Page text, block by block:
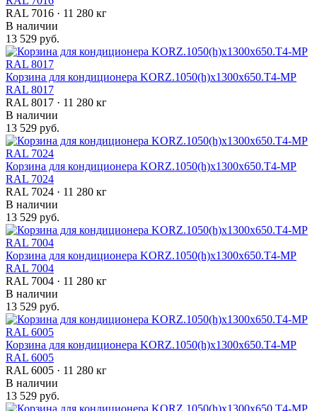
RAL 7016 · 11 280 кг
В наличии
13 529 руб.
Корзина для кондиционера KORZ.1050(h)x1300x650.T4-МP
RAL 8017
RAL 8017 · 11 280 кг
В наличии
13 529 руб.
Корзина для кондиционера KORZ.1050(h)x1300x650.T4-МP
RAL 7024
RAL 7024 · 11 280 кг
В наличии
13 529 руб.
Корзина для кондиционера KORZ.1050(h)x1300x650.T4-МP
RAL 7004
RAL 7004 · 11 280 кг
В наличии
13 529 руб.
Корзина для кондиционера KORZ.1050(h)x1300x650.T4-МP
RAL 6005
RAL 6005 · 11 280 кг
В наличии
13 529 руб.